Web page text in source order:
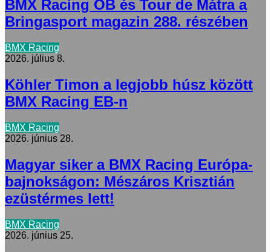
BMX Racing OB és Tour de Mátra a
Bringasport magazin 288. részében
BMX Racing
2026. július 8.
Köhler Timon a legjobb húsz között
BMX Racing EB-n
BMX Racing
2026. június 28.
Magyar siker a BMX Racing Európa-
bajnokságon: Mészáros Krisztián
ezüstérmes lett!
BMX Racing
2026. június 25.